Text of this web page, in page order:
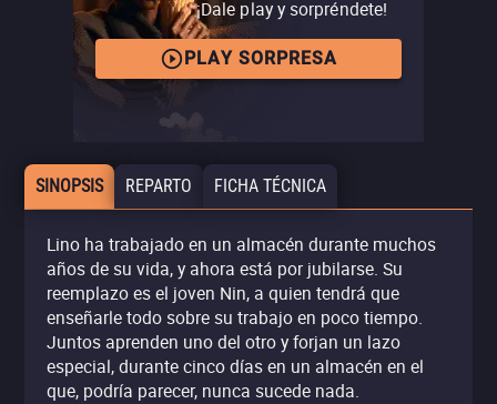
¡Dale play y sorpréndete!
PLAY SORPRESA
SINOPSIS REPARTO FICHA TÉCNICA
Lino ha trabajado en un almacén durante muchos
años de su vida, y ahora está por jubilarse. Su
reemplazo es el joven Nin, a quien tendrá que
enseñarle todo sobre su trabajo en poco tiempo.
Juntos aprenden uno del otro y forjan un lazo
especial, durante cinco días en un almacén en el
que, podría parecer, nunca sucede nada.